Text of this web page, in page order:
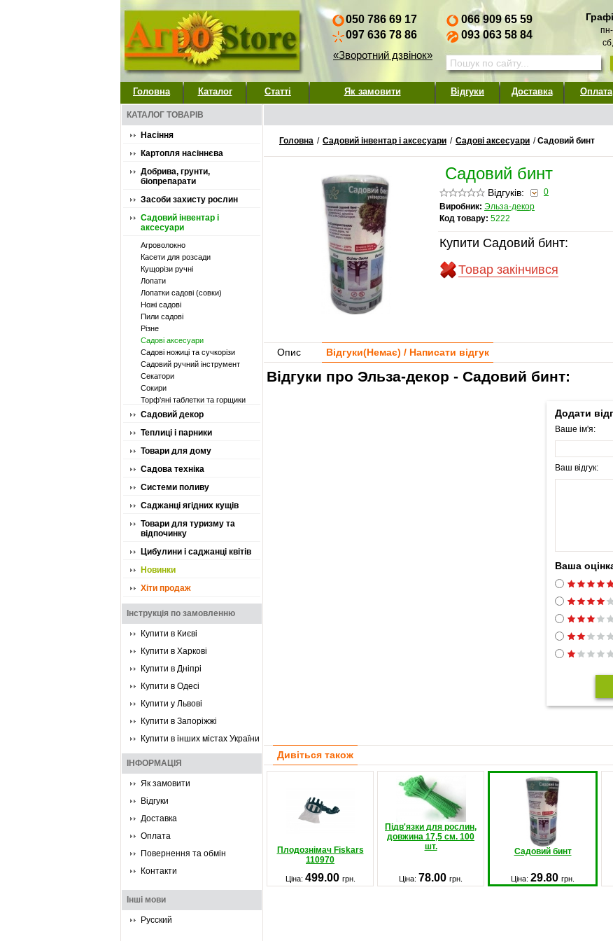
050 786 69 17
097 636 78 86
«Зворотний дзвінок»
066 909 65 59
093 063 58 84
Головна Каталог Статті Як замовити Відгуки Доставка Оплата
КАТАЛОГ ТОВАРІВ
Насіння
Картопля насіннєва
Добрива, грунти,
біопрепарати
Засоби захисту рослин
Садовий інвентар і
аксесуари
Агроволокно
Касети для розсади
Кущорізи ручні
Лопати
Лопатки садові (совки)
Ножі садові
Пили садові
Різне
Садові аксесуари
Садові ножиці та сучкорізи
Садовий ручний інструмент
Секатори
Сокири
Торф'яні таблетки та горщики
Садовий декор
Теплиці і парники
Товари для дому
Садова техніка
Системи поливу
Саджанці ягідних кущів
Товари для туризму та
відпочинку
Цибулини і саджанці квітів
Новинки
Хіти продаж
Інструкція по замовленню
Купити в Києві
Купити в Харкові
Купити в Дніпрі
Купити в Одесі
Купити у Львові
Купити в Запоріжжі
Купити в інших містах України
ІНФОРМАЦІЯ
Як замовити
Відгуки
Доставка
Оплата
Повернення та обмін
Контакти
Інші мови
Русский
Головна / Садовий інвентар і аксесуари / Садові аксесуари /Садовий бинт
Садовий бинт
Відгуків:
0
Виробник: Эльза-декор
Код товару: 5222
Купити Садовий бинт:
Товар закінчився
Опис Відгуки(Немає) / Написати відгук
Відгуки про Эльза-декор - Садовий бинт:
Додати
Ваше ім'я:
Ваш відгук:
Ваша
Дивіться також
Плодознімач Fiskars
110970
Підв'язки для рослин,
довжина 17,5 см. 100
шт.
Садовий бинт
Ціна: 499.00 грн. Ціна: 78.00 грн. Ціна: 29.80 грн.